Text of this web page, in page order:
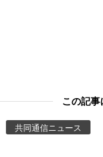
Images
People
この記
共同通信ニュース